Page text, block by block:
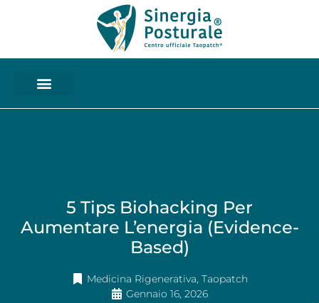
5 Tips Biohacking Per
Aumentare L’energia (evidence-
Based)
Medicina Rigenerativa Taopatch
Gennaio 16, 2026